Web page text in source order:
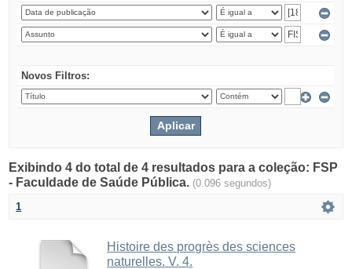
Novos Filtros:
Exibindo 4 do total de 4 resultados para a coleção: FSP
- Faculdade de Saúde Pública. (0.096 segundos)
1
Histoire des progrès des sciences
naturelles. V. 4.